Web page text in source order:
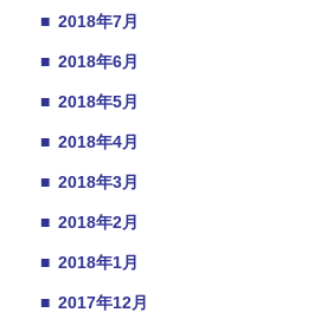
■ 2018年7月
■ 2018年6月
■ 2018年5月
■ 2018年4月
■ 2018年3月
■ 2018年2月
■ 2018年1月
■ 2017年12月